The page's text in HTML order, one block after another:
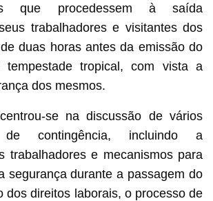
que procedessem à saída
trabalhadores e visitantes dos
duas horas antes da emissão do
tropical, com vista a
dos mesmos.
se na discussão de vários
de contingência, incluindo a
trabalhadores e mecanismos para
segurança durante a passagem do
dos direitos laborais, o processo de